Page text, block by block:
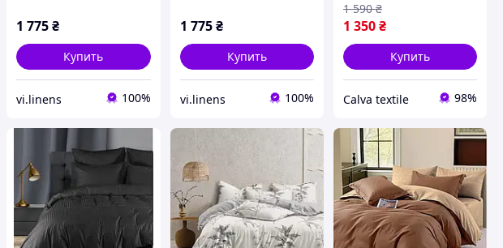
1 775₴
Купить
vi.linens 100%
1 775 ₴
Купить
vi.linens 100%
1 350₴
1 590 ₴
Купить
Calva textile 98%